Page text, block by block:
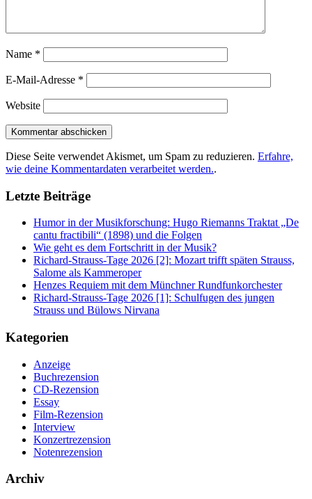
Name *
E-Mail-Adresse *
Website
Diese Seite verwendet Akismet, um Spam zu reduzieren. Erfahre,
wie deine Kommentardaten verarbeitet werden..
Letzte Beiträge
Humor in der Musikforschung: Hugo Riemanns Traktat „De
cantu fractibili“ (1898) und die Folgen
Wie geht es dem Fortschritt in der Musik?
Richard-Strauss-Tage 2026 [2]: Mozart trifft späten Strauss,
Salome als Kammeroper
Henzes Requiem mit dem Münchner Rundfunkorchester
Richard-Strauss-Tage 2026 [1]: Schulfugen des jungen
Strauss und Bülows Nirvana
Kategorien
Anzeige
Buchrezension
CD-Rezension
Essay
Film-Rezension
Interview
Konzertrezension
Notenrezension
Archiv